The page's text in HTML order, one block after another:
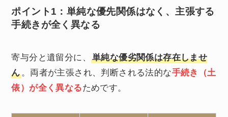
ポイント1：単純な優先関係はなく、主張する
手続きが全く異なる
寄与分と遺留分に、単純な優劣関係は存在しませ
ん。両者が主張され、判断される法的な手続き（土
俵）が全く異なるためです。